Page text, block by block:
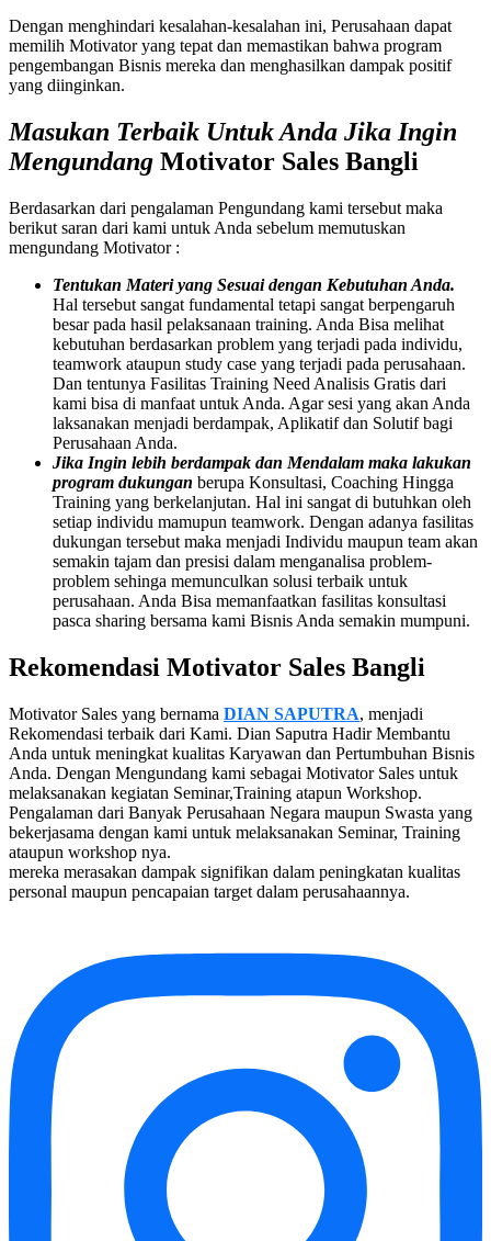
Dengan menghindari kesalahan-kesalahan ini, Perusahaan dapat
memilih Motivator yang tepat dan memastikan bahwa program
pengembangan Bisnis mereka dan menghasilkan dampak positif
yang diinginkan.
Masukan Terbaik Untuk Anda Jika Ingin
Mengundang Motivator Sales Bangli
Berdasarkan dari pengalaman Pengundang kami tersebut maka
berikut saran dari kami untuk Anda sebelum memutuskan
mengundang Motivator :
Tentukan Materi yang Sesuai dengan Kebutuhan Anda.
Hal tersebut sangat fundamental tetapi sangat berpengaruh
besar pada hasil pelaksanaan training. Anda Bisa melihat
kebutuhan berdasarkan problem yang terjadi pada individu,
teamwork ataupun study case yang terjadi pada perusahaan.
Dan tentunya Fasilitas Training Need Analisis Gratis dari
kami bisa di manfaat untuk Anda. Agar sesi yang akan Anda
laksanakan menjadi berdampak, Aplikatif dan Solutif bagi
Perusahaan Anda.
Jika Ingin lebih berdampak dan Mendalam maka lakukan
program dukungan berupa Konsultasi, Coaching Hingga
Training yang berkelanjutan. Hal ini sangat di butuhkan oleh
setiap individu mamupun teamwork. Dengan adanya fasilitas
dukungan tersebut maka menjadi Individu maupun team akan
semakin tajam dan presisi dalam menganalisa problem-
problem sehinga memunculkan solusi terbaik untuk
perusahaan. Anda Bisa memanfaatkan fasilitas konsultasi
pasca sharing bersama kami Bisnis Anda semakin mumpuni.
Rekomendasi Motivator Sales Bangli
Motivator Sales yang bernama DIAN SAPUTRA, menjadi
Rekomendasi terbaik dari Kami. Dian Saputra Hadir Membantu
Anda untuk meningkat kualitas Karyawan dan Pertumbuhan Bisnis
Anda. Dengan Mengundang kami sebagai Motivator Sales untuk
melaksanakan kegiatan Seminar,Training atapun Workshop.
Pengalaman dari Banyak Perusahaan Negara maupun Swasta yang
bekerjasama dengan kami untuk melaksanakan Seminar, Training
ataupun workshop nya.
mereka merasakan dampak signifikan dalam peningkatan kualitas
personal maupun pencapaian target dalam perusahaannya.